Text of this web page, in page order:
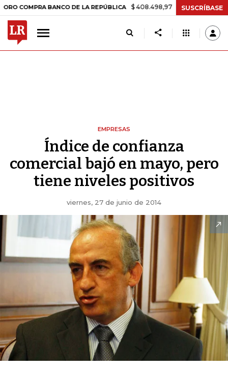
BANCO DE LA REPÚBLICA $ 408.498,97 +$ 8.753,81 +2,19%
SUSCRÍBASE
EMPRESAS
Índice de confianza
comercial bajó en mayo, pero
tiene niveles positivos
viernes, 27 de junio de 2014